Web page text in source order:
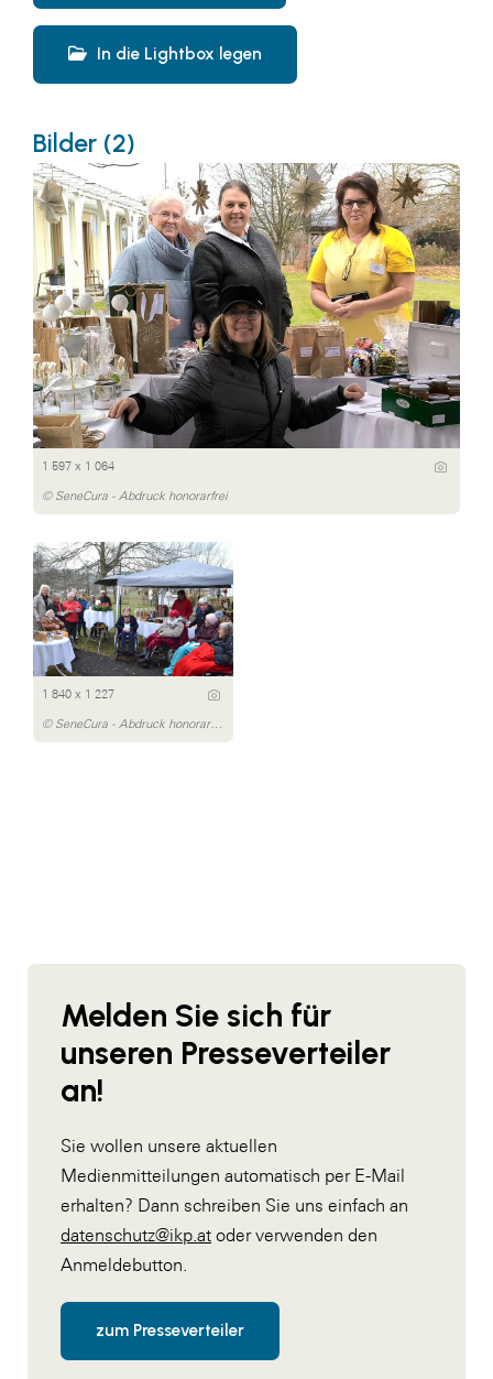
In die Lightbox legen
Bilder (2)
1 597 x 1 064
© SeneCura - Abdruck honorarfrei
1 840 x 1 227
© SeneCura - Abdruck honorarfrei
Melden Sie sich für
unseren Presseverteiler
an!
Sie wollen unsere aktuellen
Medienmitteilungen automatisch per E-Mail
erhalten? Dann schreiben Sie uns einfach an
datenschutz@ikp.at oder verwenden den
Anmeldebutton.
zum Presseverteiler